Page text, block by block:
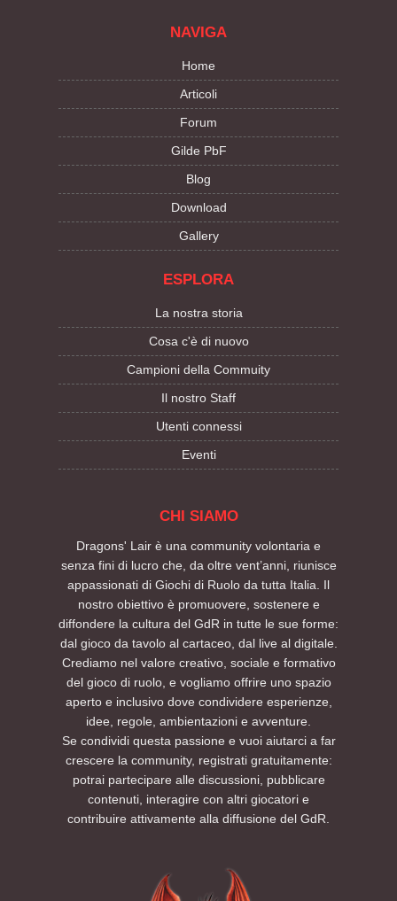
NAVIGA
Home
Articoli
Forum
Gilde PbF
Blog
Download
Gallery
ESPLORA
La nostra storia
Cosa c'è di nuovo
Campioni della Commuity
Il nostro Staff
Utenti connessi
Eventi
CHI SIAMO
Dragons' Lair è una community volontaria e
senza fini di lucro che, da oltre vent’anni, riunisce
appassionati di Giochi di Ruolo da tutta Italia. Il
nostro obiettivo è promuovere, sostenere e
diffondere la cultura del GdR in tutte le sue forme:
dal gioco da tavolo al cartaceo, dal live al digitale.
Crediamo nel valore creativo, sociale e formativo
del gioco di ruolo, e vogliamo offrire uno spazio
aperto e inclusivo dove condividere esperienze,
idee, regole, ambientazioni e avventure.
Se condividi questa passione e vuoi aiutarci a far
crescere la community, registrati gratuitamente:
potrai partecipare alle discussioni, pubblicare
contenuti, interagire con altri giocatori e
contribuire attivamente alla diffusione del GdR.